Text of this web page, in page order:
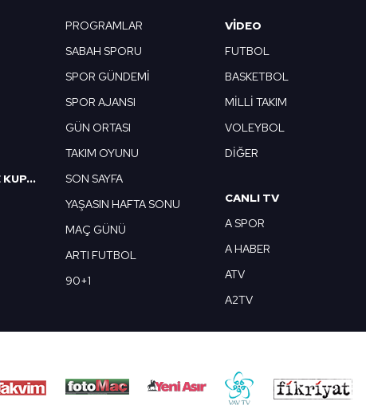
hazırlanmış Aydınlatma Metnimizi okumak ve sitemizde
bilgi almak için lütfentıklayınız
ZİRAAT TÜRKİYE KUPASI
PROGRAMLAR
SABAH SPORU
SPOR GÜNDEMİ
SPOR AJANSI
GÜN ORTASI
TAKIM OYUNU
SON SAYFA
YAŞASIN HAFTA SONU
MAÇ GÜNÜ
ARTI FUTBOL
90+1
VIDEO
FUTBOL
BASKETBOL
MİLLİ TAKIM
VOLEYBOL
DİĞER
CANLI TV
A SPOR
A HABER
ATV
A2TV